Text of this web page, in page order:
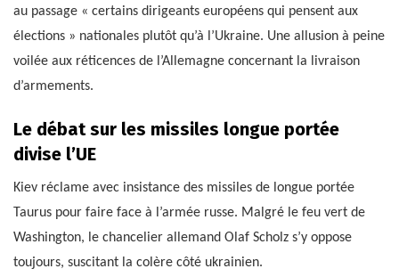
au passage « certains dirigeants européens qui pensent aux
élections » nationales plutôt qu’à l’Ukraine. Une allusion à peine
voilée aux réticences de l’Allemagne concernant la livraison
d’armements.
Le débat sur les missiles longue portée
divise l’UE
Kiev réclame avec insistance des missiles de longue portée
Taurus pour faire face à l’armée russe. Malgré le feu vert de
Washington, le chancelier allemand Olaf Scholz s’y oppose
toujours, suscitant la colère côté ukrainien.